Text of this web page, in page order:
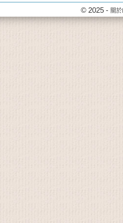
© 2025 - 關